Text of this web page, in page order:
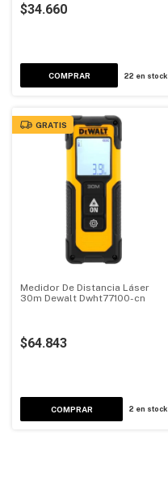
$34.660
22 en stock
GRATIS
Medidor De Distancia Láser
30m Dewalt Dwht77100-cn
$64.843
2 en stock